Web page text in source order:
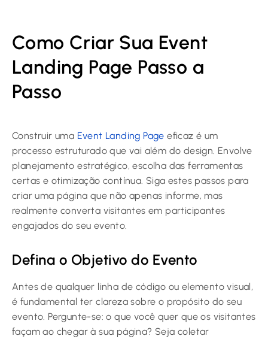
Como Criar Sua Event
Landing Page Passo a
Passo
Construir uma Event Landing Page eficaz é um
processo estruturado que vai além do design. Envolve
planejamento estratégico, escolha das ferramentas
certas e otimização contínua. Siga estes passos para
criar uma página que não apenas informe, mas
realmente converta visitantes em participantes
engajados do seu evento.
Defina o Objetivo do Evento
Antes de qualquer linha de código ou elemento visual,
é fundamental ter clareza sobre o propósito do seu
evento. Pergunte-se: o que você quer que os visitantes
façam ao chegar à sua página? Seja coletar